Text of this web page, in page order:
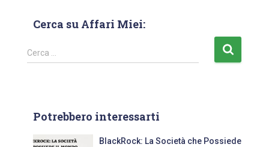
Cerca su Affari Miei:
Cerca …
Potrebbero interessarti
BlackRock: La Società che Possiede